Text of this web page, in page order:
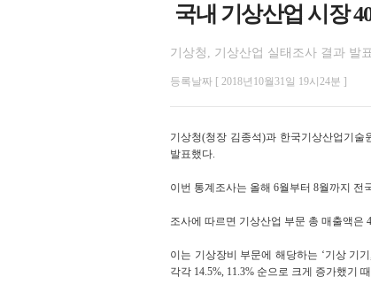
국내 기상산업 시장
기상청, 기상산업 실태조사 결과 발표
등록날짜 [ 2018년10월31일 19시24분 ]
기상청(청장 김종석)과 한국기상산업기술
발표했다.
이번 통계조사는 올해 6월부터 8월까지 전
조사에 따르면 기상산업 부문 총 매출액은
이는 기상장비 부문에 해당하는 ‘기상 기
각각 14.5%, 11.3% 순으로 크게 증가했기